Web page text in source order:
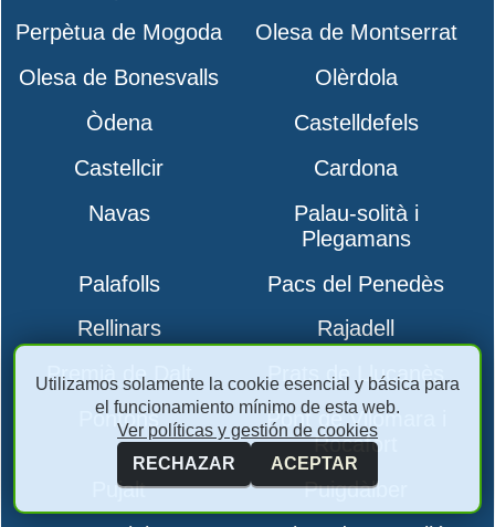
Perpètua de Mogoda
Olesa de Montserrat
Olesa de Bonesvalls
Olèrdola
Òdena
Castelldefels
Castellcir
Cardona
Navas
Palau-solità i
Plegamans
Palafolls
Pacs del Penedès
Rellinars
Rajadell
Premià de Dalt
Prats de Lluçanès
Pontons
Pont de Vilomara i
Rocafort
Pujalt
Puigdàlber
Utilizamos solamente la cookie esencial y básica para
el funcionamiento mínimo de esta web.
Ver políticas y gestión de cookies
RECHAZAR
ACEPTAR